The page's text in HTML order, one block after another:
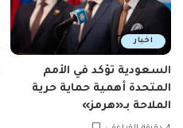
اخبار
السعودية تؤكد في الأمم
المتحدة أهمية حماية حرية
الملاحة بـ«هرمز»